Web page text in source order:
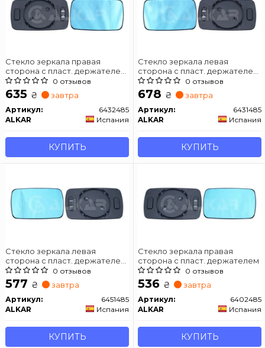
Стекло зеркала правая
сторона с пласт. держателем,
с подогревом0 отзывов
635 ₴ завтра
Артикул:
6432485
ALKAR
Испания
КУПИТЬ
Стекло зеркала левая
сторона с пласт. держателем,
с подогревом0 отзывов
678 ₴ завтра
Артикул:
6431485
ALKAR
Испания
КУПИТЬ
Стекло зеркала левая
сторона с пласт. держателем
асферичн. 0 отзывов
577 ₴ завтра
Артикул:
6451485
ALKAR
Испания
КУПИТЬ
Стекло зеркала правая
сторона с пласт. держателем
0 отзывов
536 ₴ завтра
Артикул:
6402485
ALKAR
Испания
КУПИТЬ